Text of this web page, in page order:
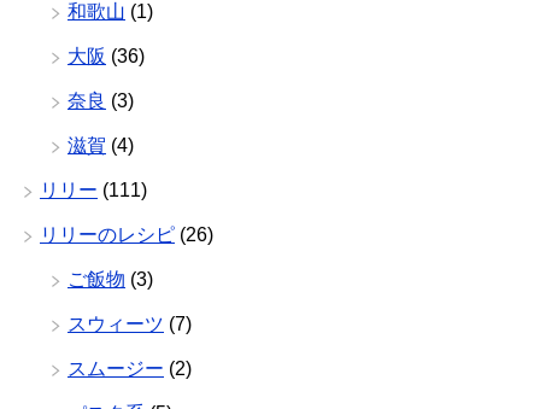
和歌山 (1)
大阪 (36)
奈良 (3)
滋賀 (4)
リリー (111)
リリーのレシピ (26)
ご飯物 (3)
スウィーツ (7)
スムージー (2)